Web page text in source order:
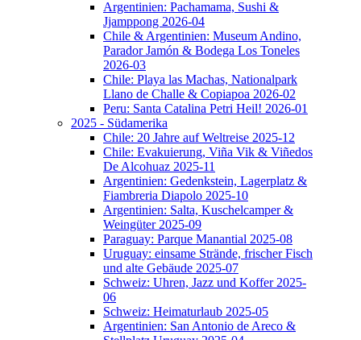
Argentinien: Pachamama, Sushi &
Jjamppong 2026-04
Chile & Argentinien: Museum Andino,
Parador Jamón & Bodega Los Toneles
2026-03
Chile: Playa las Machas, Nationalpark
Llano de Challe & Copiapoa 2026-02
Peru: Santa Catalina Petri Heil! 2026-01
2025 - Südamerika
Chile: 20 Jahre auf Weltreise 2025-12
Chile: Evakuierung, Viña Vik & Viñedos
De Alcohuaz 2025-11
Argentinien: Gedenkstein, Lagerplatz &
Fiambreria Diapolo 2025-10
Argentinien: Salta, Kuschelcamper &
Weingüter 2025-09
Paraguay: Parque Manantial 2025-08
Uruguay: einsame Strände, frischer Fisch
und alte Gebäude 2025-07
Schweiz: Uhren, Jazz und Koffer 2025-
06
Schweiz: Heimaturlaub 2025-05
Argentinien: San Antonio de Areco &